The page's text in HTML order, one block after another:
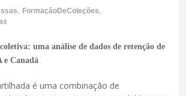
, FormaçãoDeColeções,
uma análise de dados de retenção de
e Canadá
é uma combinação de